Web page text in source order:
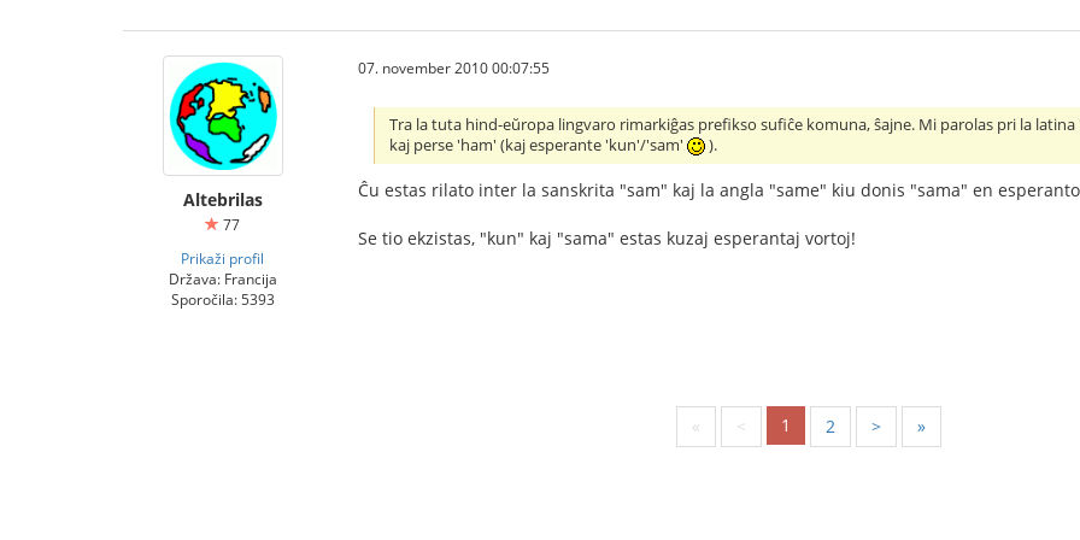
Altebrilas
77
Prikaži profil
Država: Francija
Sporočila: 5393
07. november 2010 00:07:55
Tra la tuta hind-eŭropa lingvaro rimarkiĝas prefikso sufiĉe komuna, ŝajne. Mi parolas pri la
kaj perse 'ham' (kaj esperante 'kun'/'sam'
).
Ĉu estas rilato inter la sanskrita "sam" kaj la angla "same" kiu donis "sama" en
Se tio ekzistas, "kun" kaj "sama" estas kuzaj esperantaj vortoj!
« < 1 2 > »